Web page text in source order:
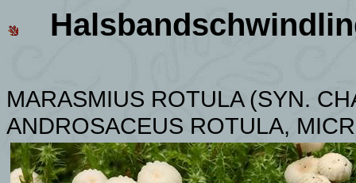
MARASMIUS ROTULA (SYN.
ANDROSACEUS ROTULA,